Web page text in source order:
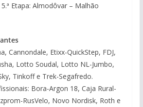
Etapa: Almodôvar – Malhão
Cannondale, Etixx-QuickStep, FDJ,
Lotto Soudal, Lotto NL-Jumbo,
Tinkoff e Trek-Segafredo.
Bora-Argon 18, Caja Rural-
RusVelo, Novo Nordisk, Roth e